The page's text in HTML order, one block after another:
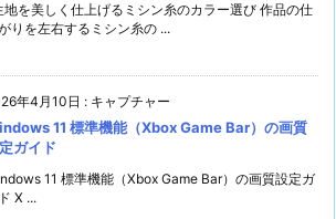
地を美しく仕上げるミシン糸のカラー選び 作品の仕
りを左右するミシン糸の ...
年4月10日 : キャプチャー
11 標準機能（Xbox Game Bar）の画質
ガイド
11 標準機能（Xbox Game Bar）の画質設定ガ
X ...